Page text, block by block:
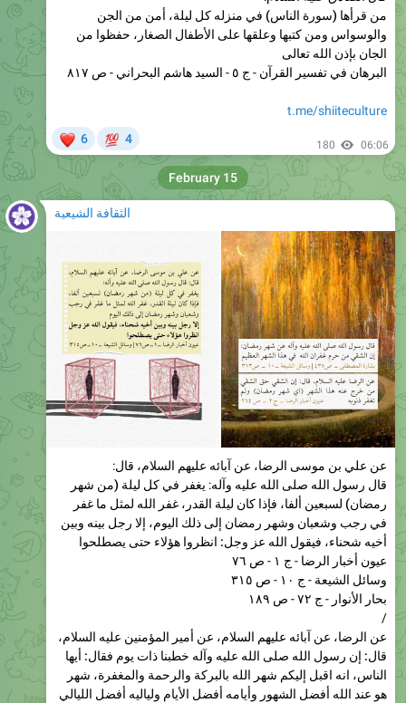
الجان بإذن الله تعالى
البرهان في تفسير القرآن - ج ٥ - السيد هاشم البحراني - ص ٨١٧
t.me/shiiteculture
180 06:06
الثقافة الشيعية
عن علي بن موسى الرضا، عن آبائه عليهم السلام، قال:
قال رسول الله صلى الله عليه وآله:
رمضان) لسبعين ألفا، فإذا كان ليلة القدر، غفر الله لمثل ما غفر
في رجب وشعبان وشهر رمضان إلى ذلك اليوم، إلا رجل بينه وبين
أخيه شحناء، فيقول الله عز وجل: انظروا هؤلاء حتى يصطلحوا
عيون أخبار الرضا - ج ١ - ص ٧٦
وسائل الشيعة - ج ١٠ - ص ٣١٥
بحار الأنوار - ج ٧٢ - ص ١٨٩
/
عن الرضا، عن آبائه عليهم السلام، عن أمير المؤمنين عليه السلام،
قال: إن رسول الله صلى الله عليه وآله خطبنا ذات يوم فقال: أيها
الناس، انه اقبل إليكم شهر الله بالبركة والرحمة والمغفرة، شهر
هو عند الله أفضل الشهور وأيامه أفضل الأيام ولياليه أفضل الليالي
وساعاته أفضل الساعات - الی أن قال:
إن الشقي من حرم غفران الله في هذا الشهر العظيم